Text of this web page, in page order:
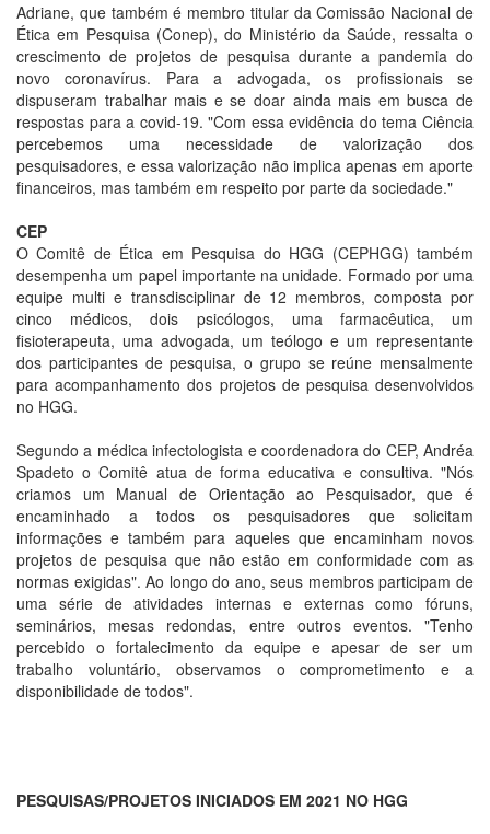
Adriane, que também é membro titular da Comissão Nacional de
Ética em Pesquisa (Conep), do Ministério da Saúde, ressalta o
crescimento de projetos de pesquisa durante a pandemia do
novo coronavírus. Para a advogada, os profissionais se
dispuseram trabalhar mais e se doar ainda mais em busca de
respostas para a covid-19. "Com essa evidência do tema Ciência
percebemos uma necessidade de valorização dos
pesquisadores, e essa valorização não implica apenas em aporte
financeiros, mas também em respeito por parte da sociedade."
CEP
O Comitê de Ética em Pesquisa do HGG (CEPHGG) também
desempenha um papel importante na unidade. Formado por uma
equipe multi e transdisciplinar de 12 membros, composta por
cinco médicos, dois psicólogos, uma farmacêutica, um
fisioterapeuta, uma advogada, um teólogo e um representante
dos participantes de pesquisa, o grupo se reúne mensalmente
para acompanhamento dos projetos de pesquisa desenvolvidos
no HGG.
Segundo a médica infectologista e coordenadora do CEP, Andréa
Spadeto o Comitê atua de forma educativa e consultiva. "Nós
criamos um Manual de Orientação ao Pesquisador, que é
encaminhado a todos os pesquisadores que solicitam
informações e também para aqueles que encaminham novos
projetos de pesquisa que não estão em conformidade com as
normas exigidas". Ao longo do ano, seus membros participam de
uma série de atividades internas e externas como fóruns,
seminários, mesas redondas, entre outros eventos. "Tenho
percebido o fortalecimento da equipe e apesar de ser um
trabalho voluntário, observamos o comprometimento e a
disponibilidade de todos".
PESQUISAS/PROJETOS INICIADOS EM 2021 NO HGG